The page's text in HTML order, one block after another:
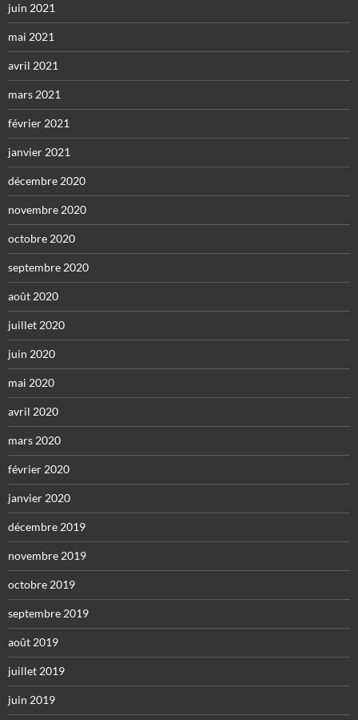
juin 2021
mai 2021
avril 2021
mars 2021
février 2021
janvier 2021
décembre 2020
novembre 2020
octobre 2020
septembre 2020
août 2020
juillet 2020
juin 2020
mai 2020
avril 2020
mars 2020
février 2020
janvier 2020
décembre 2019
novembre 2019
octobre 2019
septembre 2019
août 2019
juillet 2019
juin 2019